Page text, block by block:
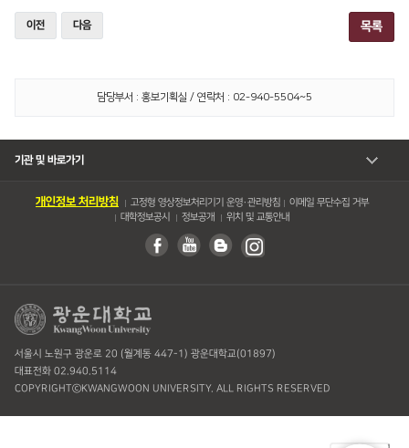
이전 다음 목록
담당부서 : 홍보기획실 / 연락처 : 02-940-5504~5
기관 및 바로가기
개인정보 처리방침 고정형 영상정보처리기기 운영・관리방침
이메일 무단수집 거부
대학정보공시
정보공개 위치 및 교통안내
서울시 노원구 광운로 20 (월계동 447-1) 광운대학교(01897)
대표전화 02.940.5114
COPYRIGHTⓒKWANGWOON UNIVERSITY. ALL RIGHTS RESERVED